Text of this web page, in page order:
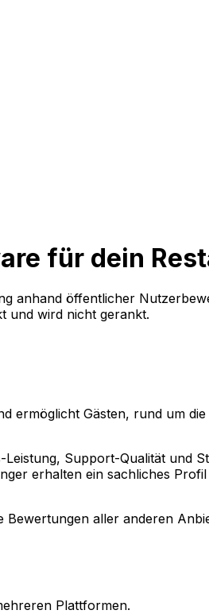
für dein
anhand öffentlicher
und wird nicht gerankt.
ermöglicht Gästen, rund um
Support-Qualität und
erhalten ein sachliches
aller anderen
Plattformen.